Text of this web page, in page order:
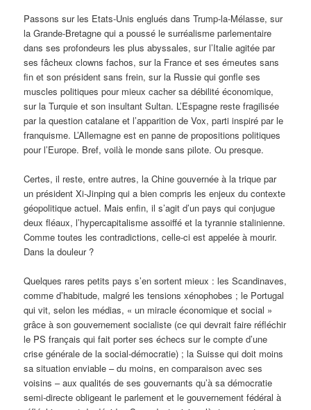
Passons sur les Etats-Unis englués dans Trump-la-Mélasse, sur
la Grande-Bretagne qui a poussé le surréalisme parlementaire
dans ses profondeurs les plus abyssales, sur l’Italie agitée par
ses fâcheux clowns fachos, sur la France et ses émeutes sans
fin et son président sans frein, sur la Russie qui gonfle ses
muscles politiques pour mieux cacher sa débilité économique,
sur la Turquie et son insultant Sultan. L’Espagne reste fragilisée
par la question catalane et l’apparition de Vox, parti inspiré par le
franquisme. L’Allemagne est en panne de propositions politiques
pour l’Europe. Bref, voilà le monde sans pilote. Ou presque.
Certes, il reste, entre autres, la Chine gouvernée à la trique par
un président Xi-Jinping qui a bien compris les enjeux du contexte
géopolitique actuel. Mais enfin, il s’agit d’un pays qui conjugue
deux fléaux, l’hypercapitalisme assoiffé et la tyrannie stalinienne.
Comme toutes les contradictions, celle-ci est appelée à mourir.
Dans la douleur ?
Quelques rares petits pays s’en sortent mieux : les Scandinaves,
comme d’habitude, malgré les tensions xénophobes ; le Portugal
qui vit, selon les médias, « un miracle économique et social »
grâce à son gouvernement socialiste (ce qui devrait faire réfléchir
le PS français qui fait porter ses échecs sur le compte d’une
crise générale de la social-démocratie) ; la Suisse qui doit moins
sa situation enviable – du moins, en comparaison avec ses
voisins – aux qualités de ses gouvernants qu’à sa démocratie
semi-directe obligeant le parlement et le gouvernement fédéral à